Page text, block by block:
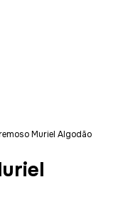
Muriel Algodão